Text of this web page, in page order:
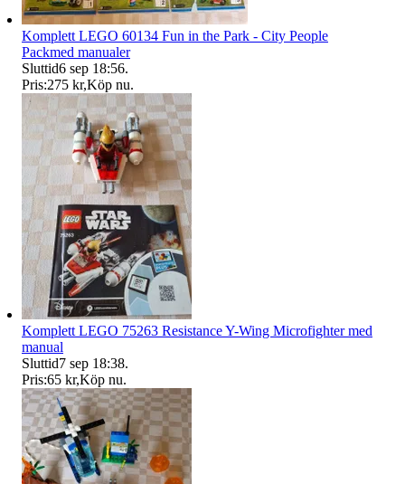
Komplett LEGO 60134 Fun in the Park - City People
Packmed manualer
Sluttid6 sep 18:56.
Pris:275 kr,Köp nu.
Komplett LEGO 75263 Resistance Y-Wing Microfighter med
manual
Sluttid7 sep 18:38.
Pris:65 kr,Köp nu.